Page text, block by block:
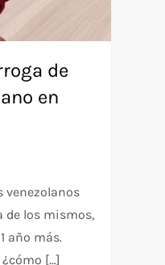
de
en
venezolanos
de los mismos,
año más.
[…]